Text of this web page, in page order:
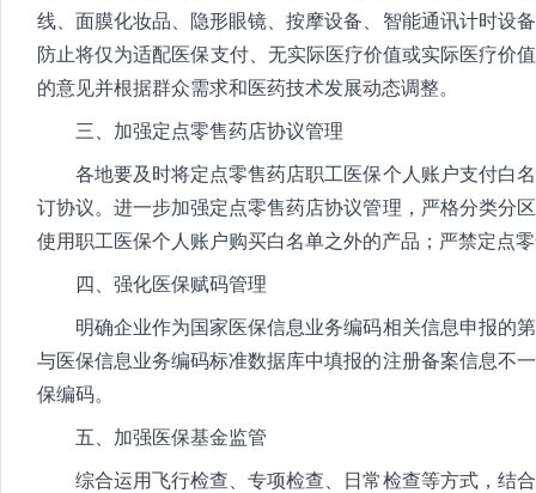
线、面膜化妆品、隐形眼镜、按摩设备、智能通讯计时设
防止将仅为适配医保支付、无实际医疗价值或实际医疗价
的意见并根据群众需求和医药技术发展动态调整。
三、加强定点零售药店协议管理
各地要及时将定点零售药店职工医保个人账户支付白名
订协议。进一步加强定点零售药店协议管理，严格分类分
使用职工医保个人账户购买白名单之外的产品；严禁定点
四、强化医保赋码管理
明确企业作为国家医保信息业务编码相关信息申报的第
与医保信息业务编码标准数据库中填报的注册备案信息不
保编码。
五、加强医保基金监管
综合运用飞行检查、专项检查、日常检查等方式，结合